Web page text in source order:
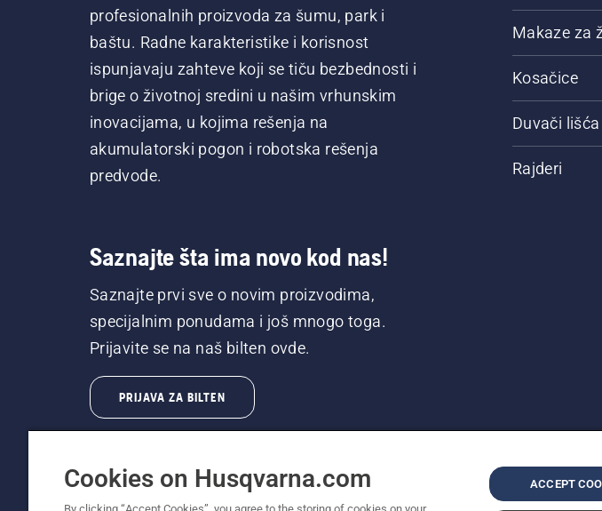
profesionalnih proizvoda za šumu, park i
baštu. Radne karakteristike i korisnost
ispunjavaju zahteve koji se tiču bezbednosti i
brige o životnoj sredini u našim vrhunskim
inovacijama, u kojima rešenja na
akumulatorski pogon i robotska rešenja
predvode.
Saznajte šta ima novo kod nas!
Saznajte prvi sve o novim proizvodima,
specijalnim ponudama i još mnogo toga.
Prijavite se na naš bilten ovde.
PRIJAVA ZA BILTEN
Makaze za
Kosačice
Duvači lišća
Rajderi
Cookies on Husqvarna.com ACCEPT